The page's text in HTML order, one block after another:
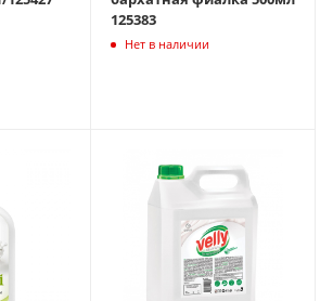
125383
Нет в наличии